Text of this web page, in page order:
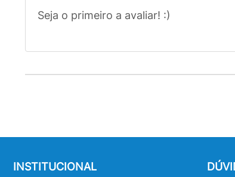
Seja o primeiro a avaliar! :)
INSTITUCIONAL